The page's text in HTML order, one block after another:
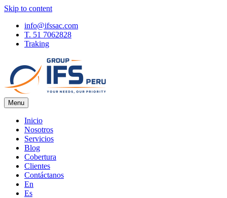
Skip to content
info@ifssac.com
T. 51 7062828
Traking
IFS Blog
Menu
Inicio
Nosotros
Servicios
Blog
Cobertura
Clientes
Contáctanos
En
Es